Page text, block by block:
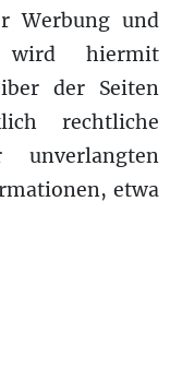
Werbung und
wird hiermit
der Seiten
rechtliche
etwa